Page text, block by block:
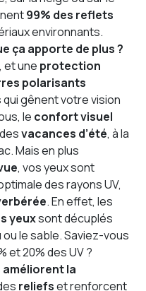
99% des reflets
environnants.
ça apporte de plus ?
, et une protection
polarisants
gênent votre vision
le confort visuel
vacances d’été, à la
Mais en plus
, vos yeux sont
des rayons UV,
. En effet, les
yeuxsont décuplés
ou le sable. Saviez-vous
et 20% des UV ?
améliorent la
reliefset renforcent